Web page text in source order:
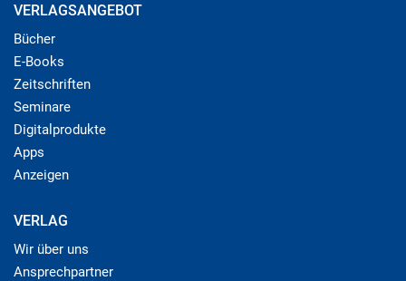
VERLAGSANGEBOT
Bücher
E-Books
Zeitschriften
Seminare
Digitalprodukte
Apps
Anzeigen
VERLAG
Wir über uns
Ansprechpartner